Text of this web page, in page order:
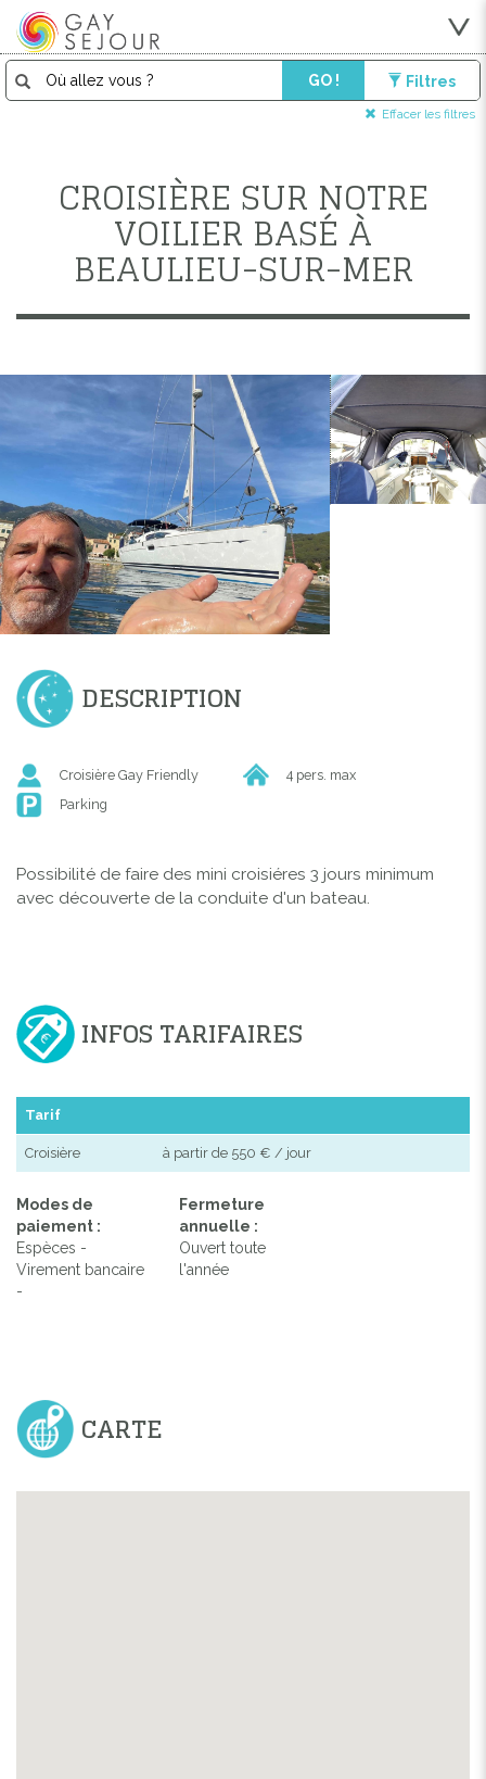
GO ! Filtres
Effacer les filtres
CROISIÈRE SUR NOTRE
VOILIER BASÉ À
BEAULIEU-SUR-MER
DESCRIPTION
Croisière Gay Friendly
4 pers. max
Parking
Possibilité de faire des mini croisiéres 3 jours minimum
avec découverte de la conduite d'un bateau.
INFOS TARIFAIRES
Tarif
Croisière à partir de 550 € / jour
Modes de
paiement :
Espèces -
Virement bancaire
-
Fermeture
annuelle :
Ouvert toute
l'année
CARTE